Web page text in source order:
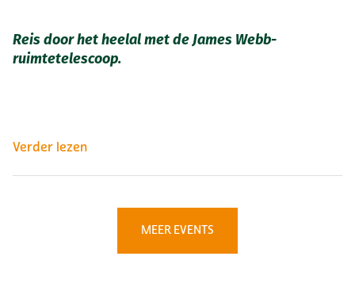
Reis door het heelal met de James Webb-
ruimtetelescoop.
Verder lezen
MEER EVENTS